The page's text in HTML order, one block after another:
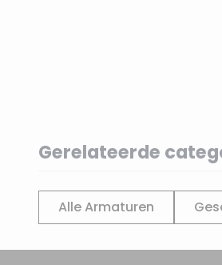
Gerelateerde
Alle Armaturen